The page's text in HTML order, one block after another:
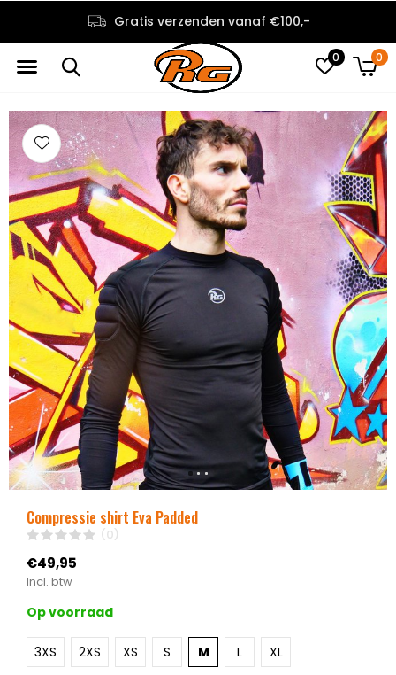
0 0
Gratis verzenden vanaf €100,-
Compressie shirt Eva Padded
(0)
€49,95
Incl. btw
Op voorraad
3XS 2XS XS S M L XL